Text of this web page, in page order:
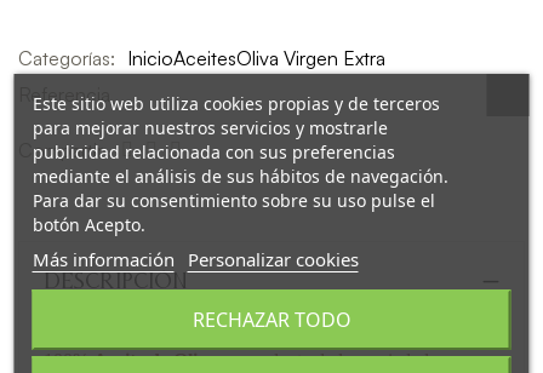
Categorías: InicioAceitesOliva Virgen Extra
Referencia
Compartir
DESCRIPCIÓN
100%Aceite de Oliva, procedente de las variedades
Este sitio web utiliza cookies propias y de terceros
para mejorar nuestros servicios y mostrarle
publicidad relacionada con sus preferencias
mediante el análisis de sus hábitos de navegación.
Para dar su consentimiento sobre su uso pulse el
botón Acepto.
Más información Personalizar cookies
RECHAZAR TODO